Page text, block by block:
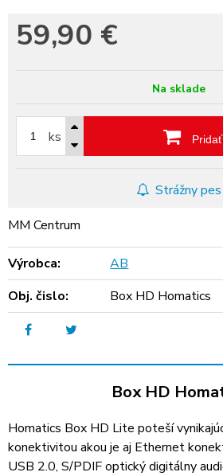
59,90 €
Na sklade
ks
Strážny pes
MM Centrum
Výrobca:
AB
Obj. čislo:
Box HD Homatics
Box HD
Homatics Box HD Lite poteší
konektivitou akou je aj Ethernet
USB 2.0, S/PDIF optický digitálny